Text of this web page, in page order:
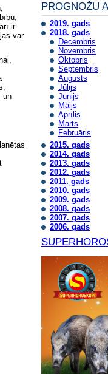
ir
var
un
PROGNOŽU
2019. gads
2018. gads
Decembris
Novembris
Oktobris
Septembris
Augusts
Jūlijs
Jūnijs
Maijs
Aprīlis
Marts
Februāris
2015. gads
2014. gads
2013. gads
2012. gads
2011. gads
2010. gads
2009. gads
2008. gads
2007. gads
2006. gads